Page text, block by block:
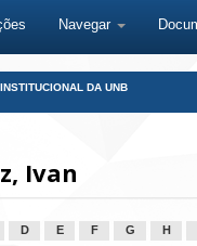
Navegar
DA UNB
Ivan
D E F G H